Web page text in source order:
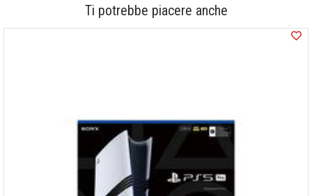
Ti potrebbe piacere anche